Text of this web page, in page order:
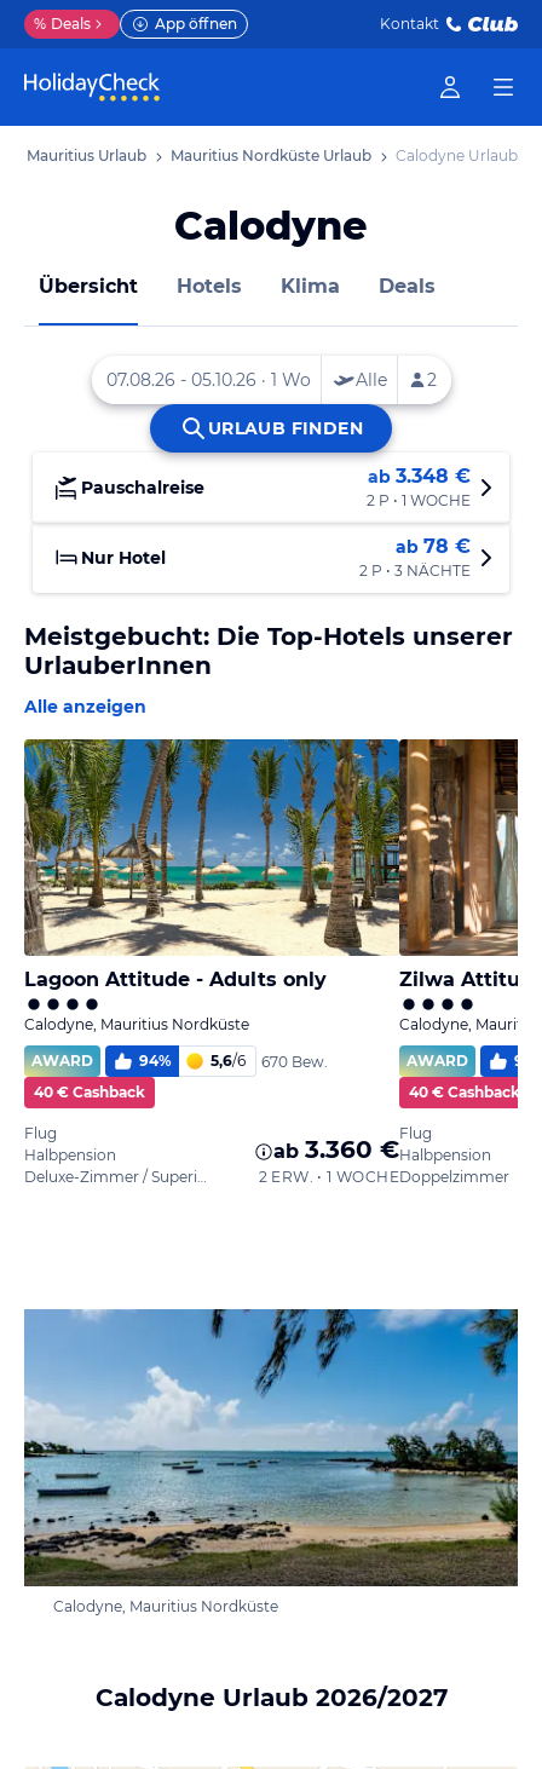
% Deals App öffnen Kontakt
Mauritius Urlaub Mauritius Nordküste Urlaub Calodyne Urlaub
Calodyne
Übersicht Hotels Klima Deals
Pauschalreise ab 3.348 €
2 P • 1 WOCHE
Nur Hotel ab 78 €
2 P • 3 NÄCHTE
Meistgebucht: Die Top-Hotels unserer
UrlauberInnen
Alle anzeigen
Lagoon Attitude - Adults only
Calodyne, Mauritius Nordküste
AWARD
94% 5,6/6
670 Bew.
40 € Cashback
Flug
Halbpension
Deluxe-Zimmer / Superior
ab 3.360 €
2 ERW. • 1 WOCHE
Zilwa
Calodyne,
AWARD
96
40 € Cashback
Flug
Halbpension
Doppelzimmer
Calodyne, Mauritius Nordküste
Calodyne Urlaub 2026/2027